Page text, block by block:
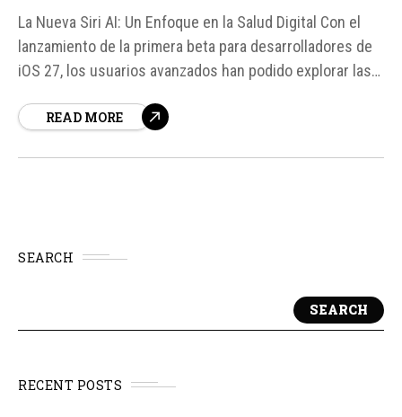
La Nueva Siri AI: Un Enfoque en la Salud Digital Con el
lanzamiento de la primera beta para desarrolladores de
iOS 27, los usuarios avanzados han podido explorar las
virtual de Apple. Una de las novedades más interesantes
READ MORE
SEARCH
SEARCH
RECENT POSTS